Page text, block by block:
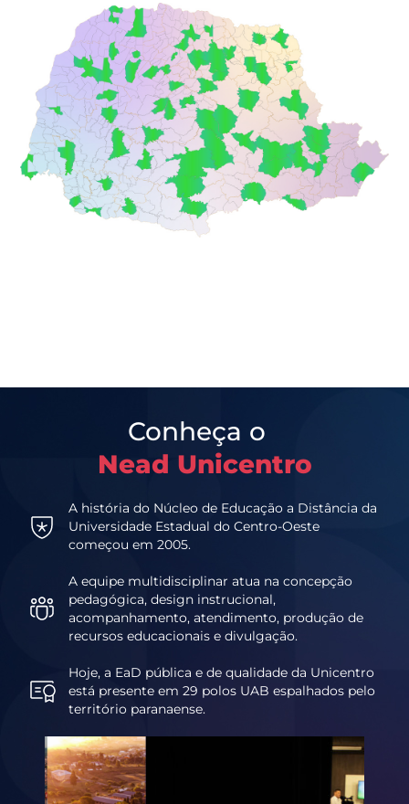
Conheça o
Nead Unicentro
A história do Núcleo de Educação a Distância da
Universidade Estadual do Centro-Oeste
começou em 2005.
A equipe multidisciplinar atua na concepção
pedagógica, design instrucional,
acompanhamento, atendimento, produção de
recursos educacionais e divulgação.
Hoje, a EaD pública e de qualidade da Unicentro
está presente em 29 polos UAB espalhados pelo
território paranaense.